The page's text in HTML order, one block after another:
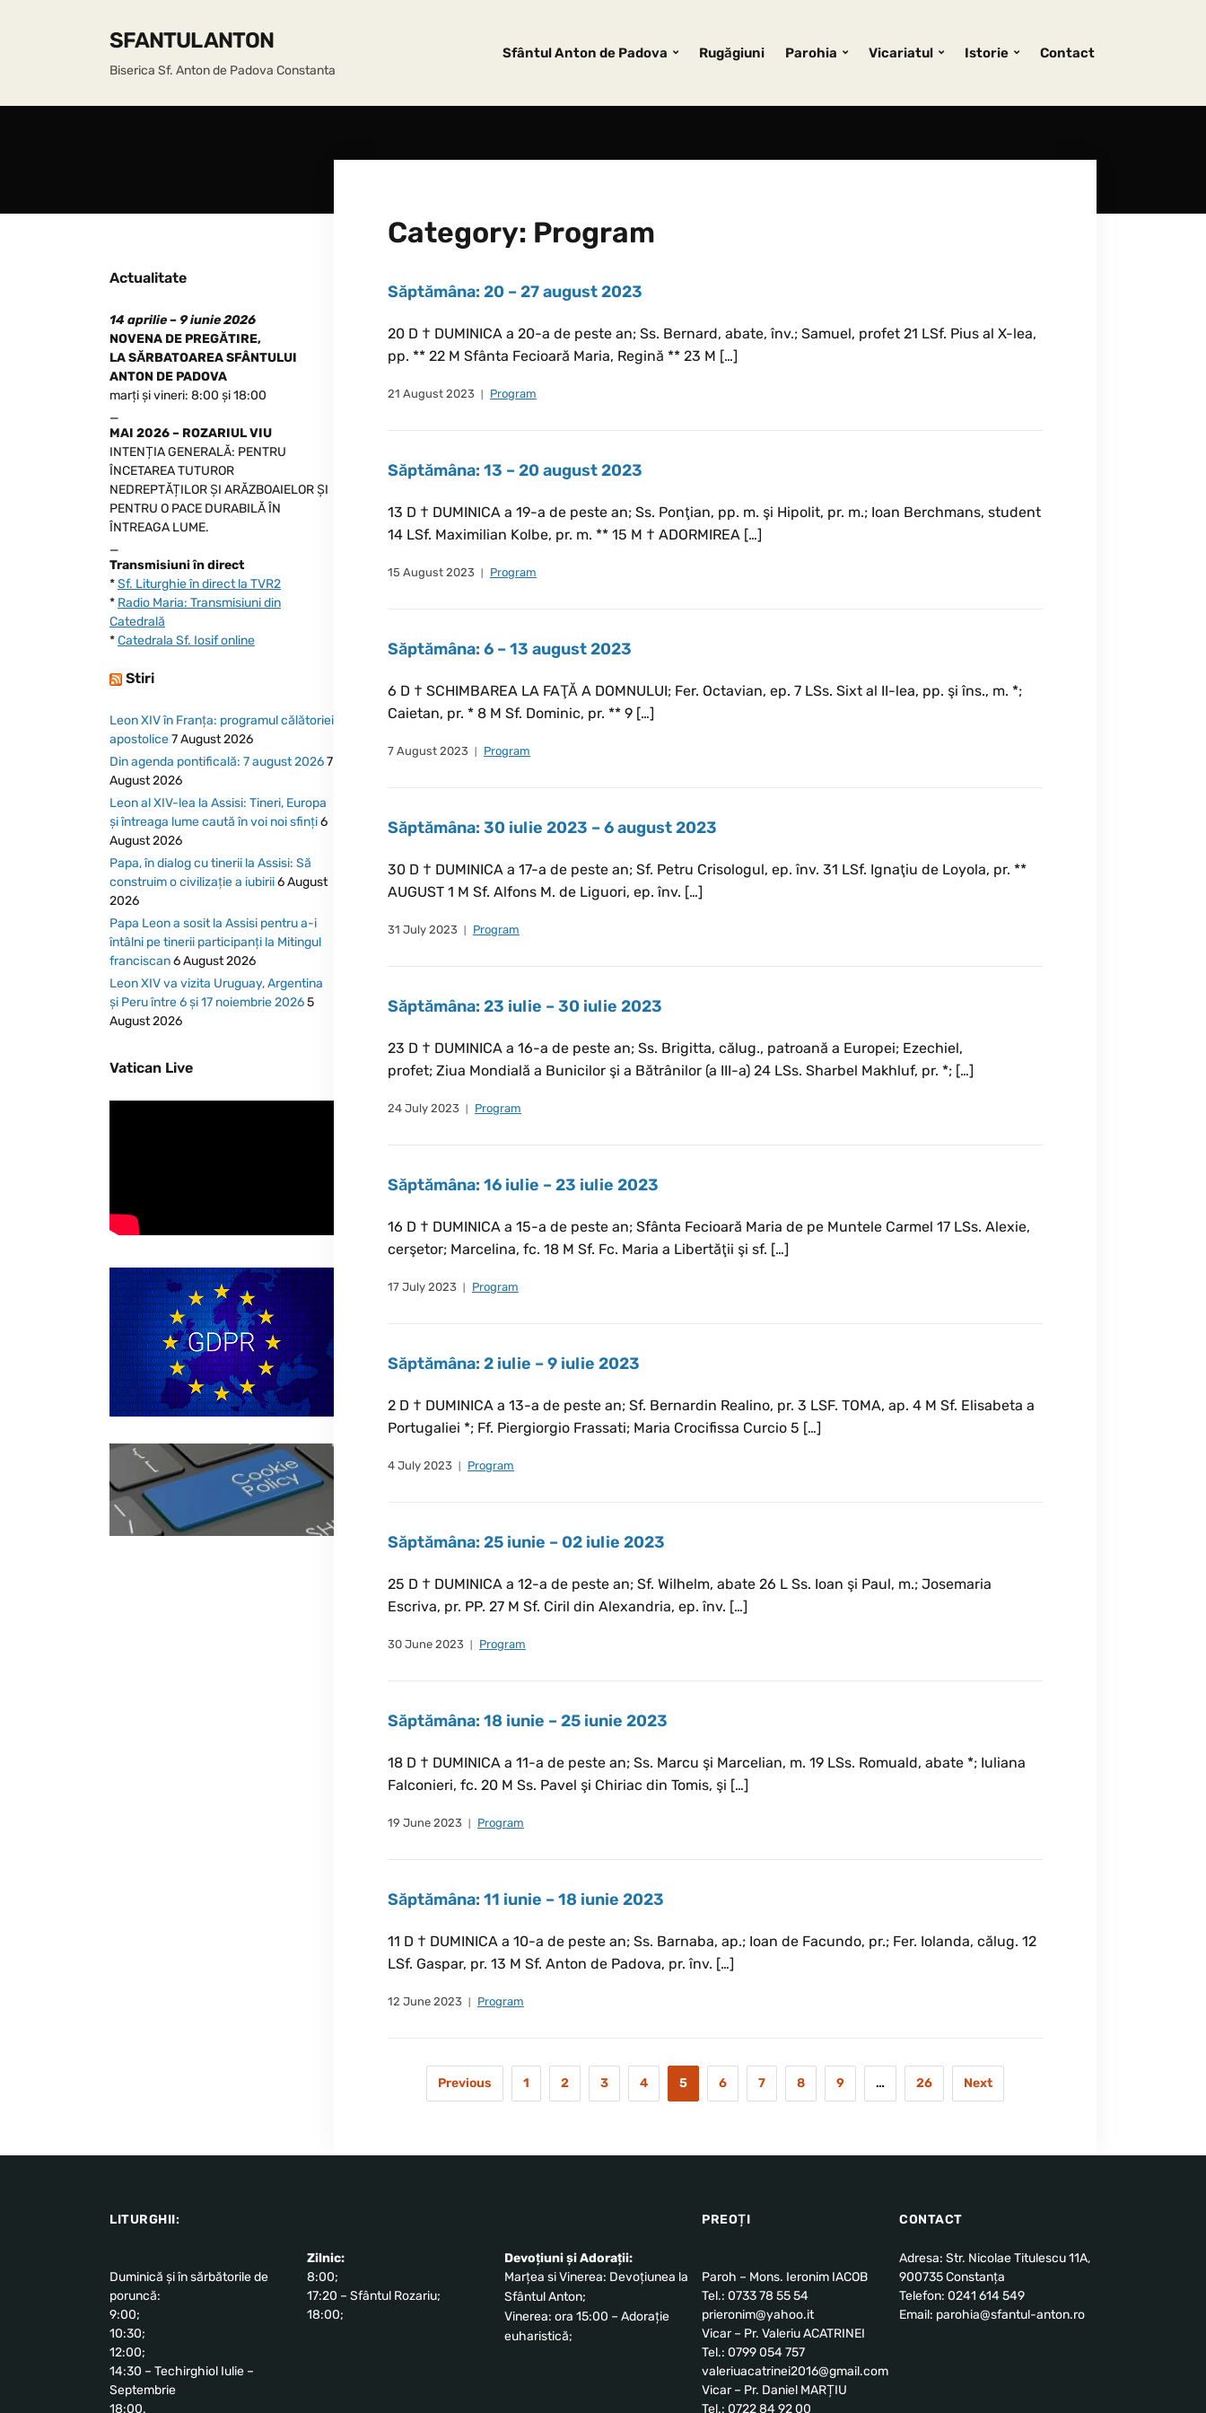
SFANTUL ANTON
Biserica Sf. Anton de Padova Constanta
Sfântul Anton de Padova Rugăgiuni Parohia Vicariatul Istorie Contact
Category: Program
Săptămâna: 20 – 27 august 2023
20 D † DUMINICA a 20-a de peste an; Ss. Bernard, abate, înv.; Samuel, profet 21 LSf. Pius al X-lea,
pp. ** 22 M Sfânta Fecioară Maria, Regină ** 23 M […]
21 August 2023 Program
Săptămâna: 13 – 20 august 2023
13 D † DUMINICA a 19-a de peste an; Ss. Ponţian, pp. m. şi Hipolit, pr. m.; Ioan Berchmans, student
14 LSf. Maximilian Kolbe, pr. m. ** 15 M † ADORMIREA […]
15 August 2023 Program
Săptămâna: 6 – 13 august 2023
6 D † SCHIMBAREA LA FAŢĂ A DOMNULUI; Fer. Octavian, ep. 7 LSs. Sixt al II-lea, pp. şi îns., m. *;
Caietan, pr. * 8 M Sf. Dominic, pr. ** 9 […]
7 August 2023 Program
Săptămâna: 30 iulie 2023 – 6 august 2023
30 D † DUMINICA a 17-a de peste an; Sf. Petru Crisologul, ep. înv. 31 LSf. Ignaţiu de Loyola, pr. **
AUGUST 1 M Sf. Alfons M. de Liguori, ep. înv. […]
31 July 2023 Program
Săptămâna: 23 iulie – 30 iulie 2023
23 D † DUMINICA a 16-a de peste an; Ss. Brigitta, călug., patroană a Europei; Ezechiel,
profet; Ziua Mondială a Bunicilor şi a Bătrânilor (a III-a) 24 LSs. Sharbel Makhluf, pr. *; […]
24 July 2023 Program
Săptămâna: 16 iulie – 23 iulie 2023
16 D † DUMINICA a 15-a de peste an; Sfânta Fecioară Maria de pe Muntele Carmel 17 LSs. Alexie,
cerşetor; Marcelina, fc. 18 M Sf. Fc. Maria a Libertăţii şi sf. […]
17 July 2023 Program
Săptămâna: 2 iulie – 9 iulie 2023
2 D † DUMINICA a 13-a de peste an; Sf. Bernardin Realino, pr. 3 LSF. TOMA, ap. 4 M Sf. Elisabeta a
Portugaliei *; Ff. Piergiorgio Frassati; Maria Crocifissa Curcio 5 […]
4 July 2023 Program
Săptămâna: 25 iunie – 02 iulie 2023
25 D † DUMINICA a 12-a de peste an; Sf. Wilhelm, abate 26 L Ss. Ioan şi Paul, m.; Josemaria
Escriva, pr. PP. 27 M Sf. Ciril din Alexandria, ep. înv. […]
30 June 2023 Program
Săptămâna: 18 iunie – 25 iunie 2023
18 D † DUMINICA a 11-a de peste an; Ss. Marcu şi Marcelian, m. 19 LSs. Romuald, abate *; Iuliana
Falconieri, fc. 20 M Ss. Pavel şi Chiriac din Tomis, şi […]
19 June 2023 Program
Săptămâna: 11 iunie – 18 iunie 2023
11 D † DUMINICA a 10-a de peste an; Ss. Barnaba, ap.; Ioan de Facundo, pr.; Fer. Iolanda, călug. 12
LSf. Gaspar, pr. 13 M Sf. Anton de Padova, pr. înv. […]
12 June 2023 Program
Previous 1 2 3 4 5 6 7 8 9 … 26 Next
Actualitate
14 aprilie – 9 iunie 2026
NOVENA DE PREGĂTIRE,
LA SĂRBATOAREA SFÂNTULUI
ANTON DE PADOVA
marți și vineri: 8:00 și 18:00
_
MAI 2026 – ROZARIUL VIU
INTENȚIA GENERALĂ: PENTRU
ÎNCETAREA TUTUROR
NEDREPTĂȚILOR ȘI ARĂZBOAIELOR ȘI
PENTRU O PACE DURABILĂ ÎN
ÎNTREAGA LUME.
_
Transmisiuni în direct
*Sf. Liturghie în direct la TVR2
* Radio Maria: Transmisiuni din
Catedrală
*Catedrala Sf. Iosif online
Stiri
Leon XIV în Franța: programul călătoriei
apostolice7 August 2026
Din agenda pontificală: 7 august 20267
August 2026
Leon al XIV-lea la Assisi: Tineri, Europa
și întreaga lume caută în voi noi sfinți6
August 2026
Papa, în dialog cu tinerii la Assisi: Să
construim o civilizație a iubirii6 August
2026
Papa Leon a sosit la Assisi pentru a-i
întâlni pe tinerii participanți la Mitingul
franciscan6 August 2026
Leon XIV va vizita Uruguay, Argentina
și Peru între 6 și 17 noiembrie 20265
August 2026
Vatican Live
LITURGHII:
Duminică și în sărbătorile de
poruncă:
9:00;
10:30;
12:00;
14:30 – Techirghiol Iulie –
Septembrie
18:00.
Zilnic:
8:00;
17:20 – Sfântul Rozariu;
18:00;
Devoțiuni și Adorații:
Marțea si Vinerea: Devoțiunea la
Sfântul Anton;
Vinerea: ora 15:00 – Adorație
euharistică;
PREOȚI
Paroh – Mons. Ieronim IACOB
Tel.: 0733 78 55 54
prieronim@yahoo.it
Vicar – Pr. Valeriu ACATRINEI
Tel.: 0799 054 757
valeriuacatrinei2016@gmail.com
Vicar – Pr. Daniel MARȚIU
Tel.: 0722 84 92 00
CONTACT
Adresa: Str. Nicolae Titulescu 11A,
900735 Constanța
Telefon: 0241 614 549
Email: parohia@sfantul-anton.ro